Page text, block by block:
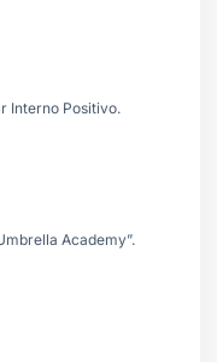
Interno Positivo.
Academy”.